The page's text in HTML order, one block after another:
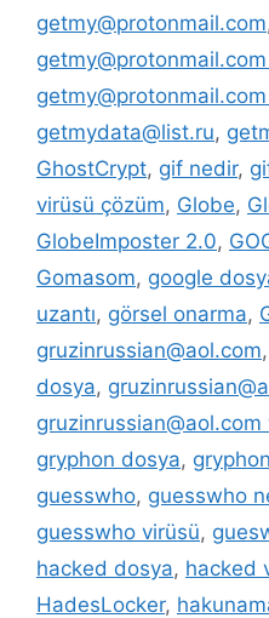
getmy@protonmail.com
getmydata@list.ru,
GhostCrypt, gif nedir,
virüsü çözüm, Globe,
GlobeImposter 2.0,
Gomasom, google
uzantı, görsel onarma,
gruzinrussian@aol.com,
dosya,
gruzinrussian@aol.com
gryphon dosya,
guesswho, guesswho
guesswho virüsü,
hacked dosya, hacked
HadesLocker,